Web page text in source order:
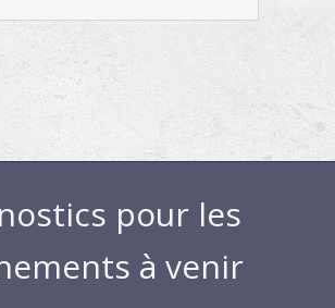
pour les
à venir